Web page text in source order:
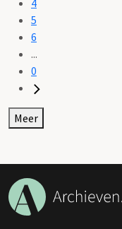
4
5
6
...
0
Meer